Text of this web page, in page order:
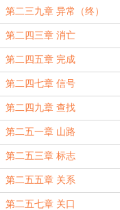
第二三九章 异常（终）
第二四三章 消亡
第二四五章 完成
第二四七章 信号
第二四九章 查找
第二五一章 山路
第二五三章 标志
第二五五章 关系
第二五七章 关口